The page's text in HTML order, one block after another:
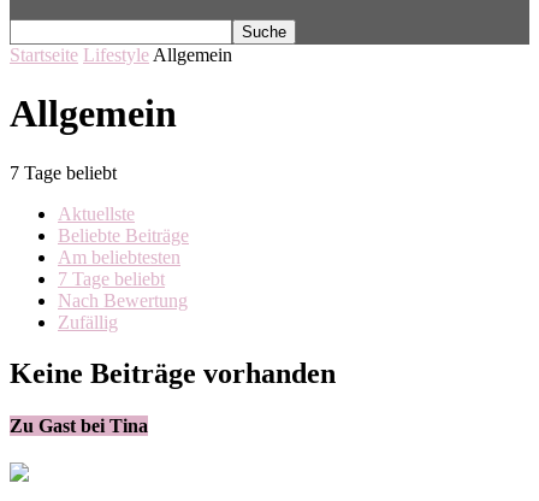
Startseite Lifestyle Allgemein
Allgemein
7 Tage beliebt
Aktuellste
Beliebte Beiträge
Am beliebtesten
7 Tage beliebt
Nach Bewertung
Zufällig
Keine Beiträge vorhanden
Zu Gast bei Tina